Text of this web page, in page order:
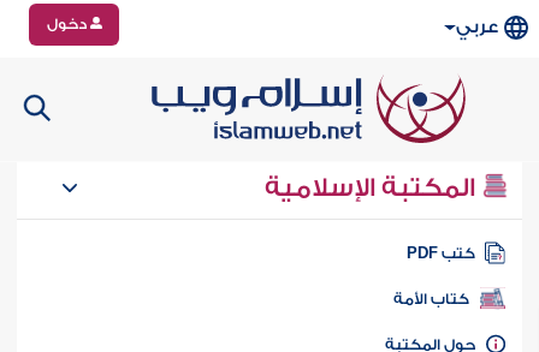
عربي دخول
المكتبة الإسلامية
كتب PDF
كتاب الأمة